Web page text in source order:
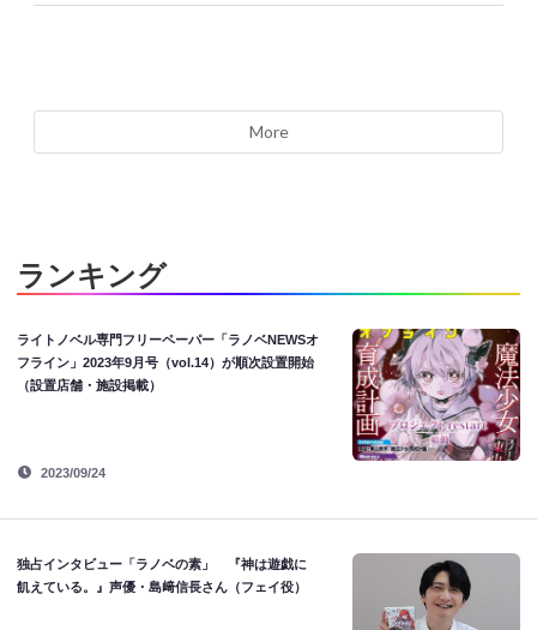
More
ランキング
ライトノベル専門フリーペーパー「ラノベNEWSオ
フライン」2023年9月号（vol.14）が順次設置開始
（設置店舗・施設掲載）
2023/09/24
独占インタビュー「ラノベの素」 『神は遊戯に
飢えている。』声優・島﨑信長さん（フェイ役）